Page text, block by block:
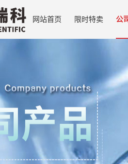
网站首页 限时特卖 公